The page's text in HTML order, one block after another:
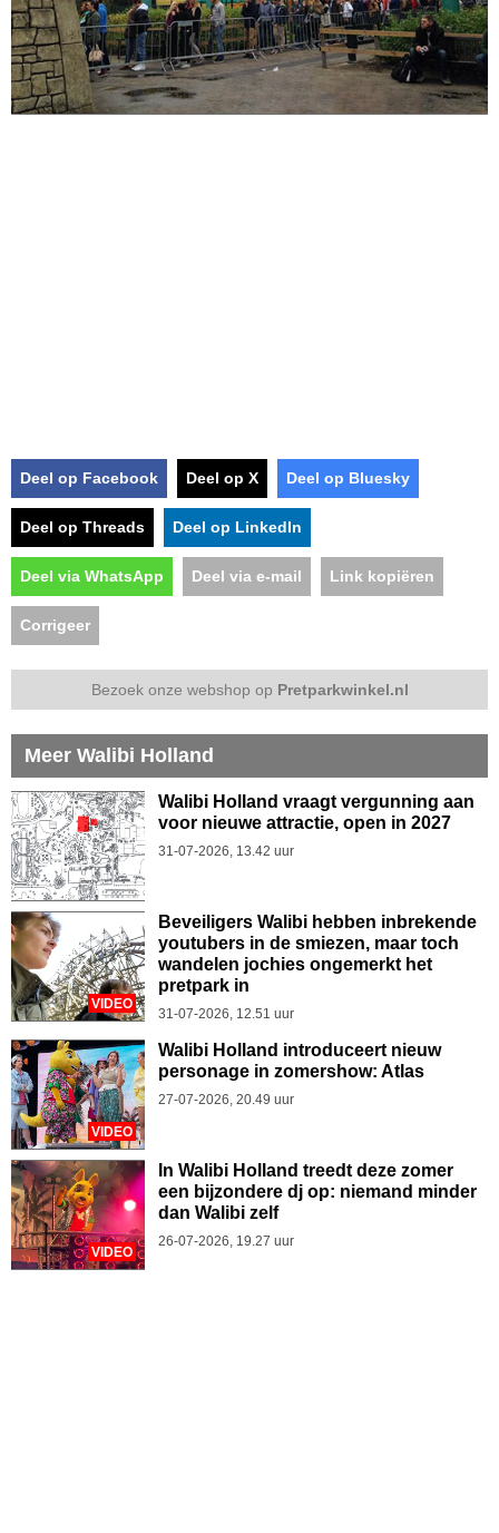
Deel op Facebook Deel op X Deel op Bluesky
Deel op Threads Deel op LinkedIn
Deel via WhatsApp Deel via e-mail Link kopiëren
Corrigeer
Bezoek onze webshop op Pretparkwinkel.nl
Meer Walibi Holland
Walibi Holland vraagt vergunning aan
voor nieuwe attractie, open in 2027
31-07-2026, 13.42 uur
VIDEO
Beveiligers Walibi hebben inbrekende
youtubers in de smiezen, maar toch
wandelen jochies ongemerkt het
pretpark in
31-07-2026, 12.51 uur
VIDEO
Walibi Holland introduceert nieuw
personage in zomershow: Atlas
27-07-2026, 20.49 uur
VIDEO
In Walibi Holland treedt deze zomer
een bijzondere dj op: niemand minder
dan Walibi zelf
26-07-2026, 19.27 uur